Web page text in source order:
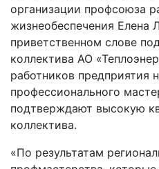
организации профсоюза
жизнеобеспечения Елена
приветственном слове
коллектива АО
работников предприятия
профессионального
подтверждают высокую
коллектива.
«По результатам